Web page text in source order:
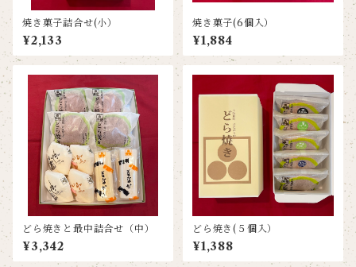
焼き菓子詰合せ(小）
¥2,133
焼き菓子(6個入）
¥1,884
どら焼きと最中詰合せ（中）
¥3,342
どら焼き(５個入）
¥1,388